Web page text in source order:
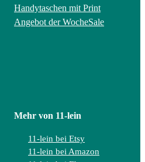
Handytaschen mit Print
Angebot der WocheSale
Mehr von 11-lein
11-lein bei Etsy
11-lein bei Amazon